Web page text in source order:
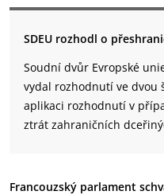
SDEU rozhodl o
Soudní dvůr Evropské
vydal rozhodnutí ve dvou
aplikaci rozhodnutí v
ztrát zahraničních
Francouzský parlament